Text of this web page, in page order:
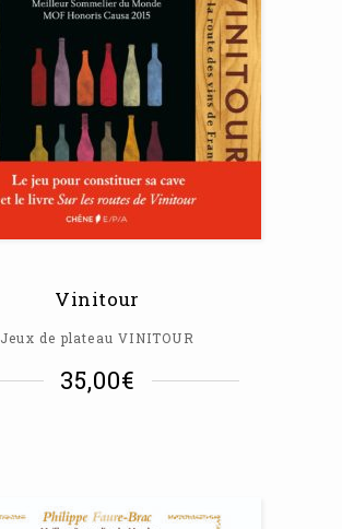
Vinitour
Jeux de plateau VINITOUR
35,00€